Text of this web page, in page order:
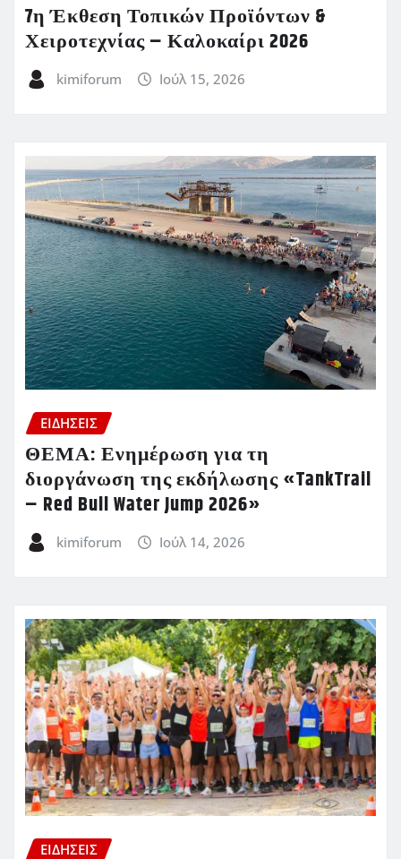
7η Έκθεση Τοπικών Προϊόντων &
Χειροτεχνίας – Καλοκαίρι 2026
kimiforum Ιούλ 15, 2026
ΕΙΔΗΣΕΙΣ
ΘΕΜΑ: Ενημέρωση για τη
διοργάνωση της εκδήλωσης «TankTrail
– Red Bull Water Jump 2026»
kimiforum Ιούλ 14, 2026
ΕΙΔΗΣΕΙΣ